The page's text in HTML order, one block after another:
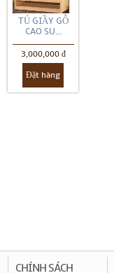
TỦ GIẦY GỖ
CAO SU...
3,000,000 đ
Đặt hàng
CHÍNH SÁCH